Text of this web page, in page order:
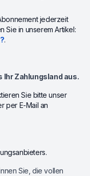
jederzeit
Sie in unserem Artikel:
.
Ihr Zahlungsland aus.
Sie bitte unser
per E-Mail an
Sie, die vollen